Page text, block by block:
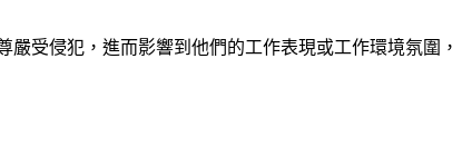
受侵犯，進而影響到他們的工作表現或工作環境氛圍，